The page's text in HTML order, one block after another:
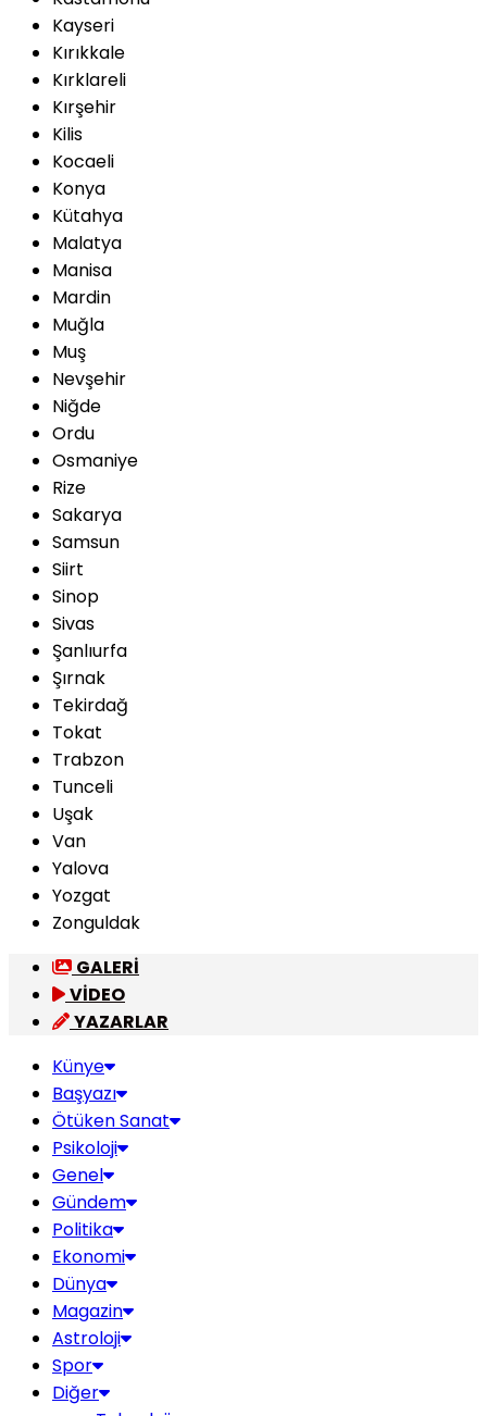
Kayseri
Kırıkkale
Kırklareli
Kırşehir
Kilis
Kocaeli
Konya
Kütahya
Malatya
Manisa
Mardin
Muğla
Muş
Nevşehir
Niğde
Ordu
Osmaniye
Rize
Sakarya
Samsun
Siirt
Sinop
Sivas
Şanlıurfa
Şırnak
Tekirdağ
Tokat
Trabzon
Tunceli
Uşak
Van
Yalova
Yozgat
Zonguldak
GALERİ
VİDEO
YAZARLAR
Künye
Başyazı
Ötüken Sanat
Psikoloji
Genel
Gündem
Politika
Ekonomi
Dünya
Magazin
Astroloji
Spor
Diğer